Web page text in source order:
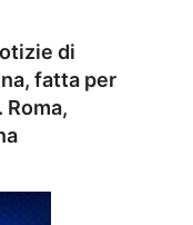
di
fatta per